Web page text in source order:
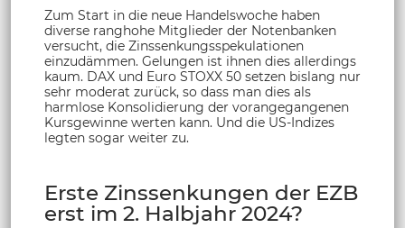
Zum Start in die neue Handelswoche haben
diverse ranghohe Mitglieder der Notenbanken
versucht, die Zinssenkungsspekulationen
einzudämmen. Gelungen ist ihnen dies allerdings
kaum. DAX und Euro STOXX 50 setzen bislang nur
sehr moderat zurück, so dass man dies als
harmlose Konsolidierung der vorangegangenen
Kursgewinne werten kann. Und die US-Indizes
legten sogar weiter zu.
Erste Zinssenkungen der EZB
erst im 2. Halbjahr 2024?